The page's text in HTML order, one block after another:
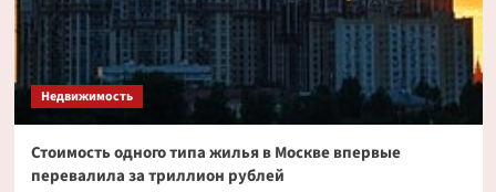
Недвижимость
Стоимость одного типа жилья в Москве впервые
перевалила за триллион рублей